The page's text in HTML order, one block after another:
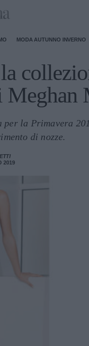
MODA AUTUNNO INVERNO
Meghan
la Primavera
di nozze.
2019